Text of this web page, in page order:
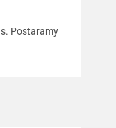
Postaramy